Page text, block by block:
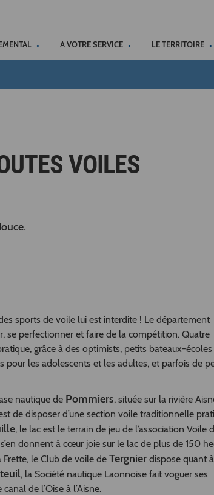
A VOTRE SERVICE LE TERRITOIRE
VOILES
sports de voile lui est interdite ! Le département
se perfectionner et faire de la compétition. Quatre
grâce à des optimists, petits bateaux-écoles
les adolescents et les adultes, et parfois de
nautique de Pommiers, située sur la rivière
de disposer d’une section voile traditionnelle
, le lac est le terrain de jeu de l’association Voile
donnent à cœur joie sur le lac de plus de 150
le Club de voile de Tergnier dispose quant
, la Société nautique Laonnoise fait voguer ses
de l’Oise à l’Aisne.